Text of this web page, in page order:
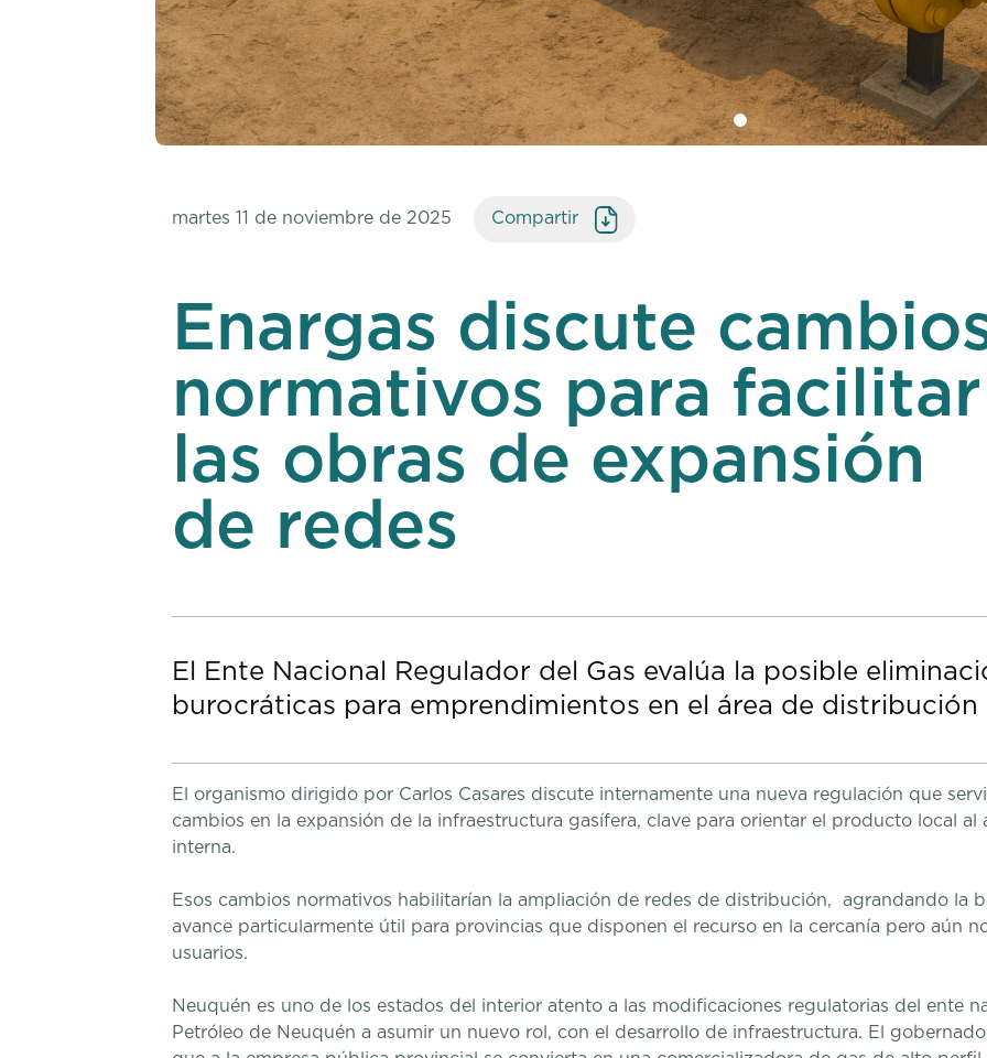
martes 11 de noviembre de 2025 Compartir
Enargas discute
normativos para facilitar
las obras de expansión
de redes
El Ente Nacional Regulador del Gas evalúa la posible
burocráticas para emprendimientos en el área de distribución
El organismo dirigido por Carlos Casares discute internamente una nueva regulación que
cambios en la expansión de la infraestructura gasífera, clave para orientar el producto local al
interna.
Esos cambios normativos habilitarían la ampliación de redes de distribución, agrandando la
avance particularmente útil para provincias que disponen el recurso en la cercanía pero aún
usuarios.
Neuquén es uno de los estados del interior atento a las modificaciones regulatorias del ente
Petróleo de Neuquén a asumir un nuevo rol, con el desarrollo de infraestructura. El